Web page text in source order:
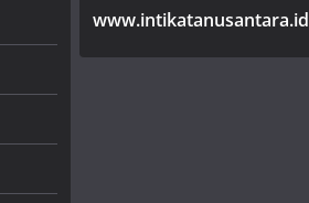
www.intikatanusantara.id